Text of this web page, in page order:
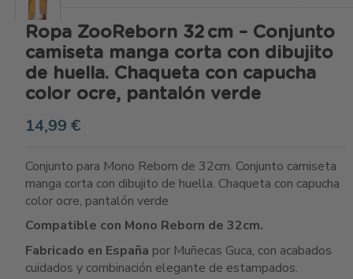
Ropa ZooReborn 32 cm – Conjunto
camiseta manga corta con dibujito
de huella. Chaqueta con capucha
color ocre, pantalón verde
14,99 €
Conjunto para Mono Reborn de 32cm. Conjunto camiseta
manga corta con dibujito de huella. Chaqueta con capucha
color ocre, pantalón verde
Compatible con Mono Reborn de 32cm.
Fabricado en España por Muñecas Guca, con acabados
cuidados y combinación elegante de estampados.